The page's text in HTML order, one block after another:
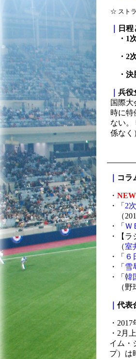
☆ スト
日
・1
・2
・決
兵役
国際
時に特
ない。
係なく
コラ
・ NEW
・「 2
（
・「 Ｗ
・【ラ
（室
・「 ６
・「 雪
・「 韓
（野
｜代表
・
・2月
イム・
プ）は